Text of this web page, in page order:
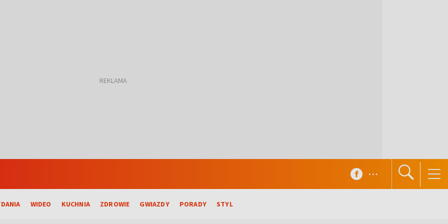
WIDEO KUCHNIA ZDROWIE GWIAZDY PORADY STYL
...